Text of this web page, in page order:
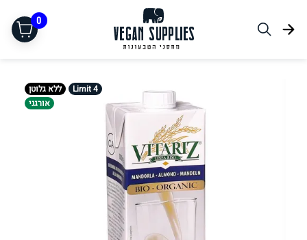
0
תחליפי בשר
ללא גלוטן
Limit 4
אורגני